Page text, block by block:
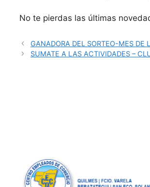
No te pierdas las últimas
GANADORA DEL SORTEO-MES DE
SUMATE A LAS ACTIVIDADES –